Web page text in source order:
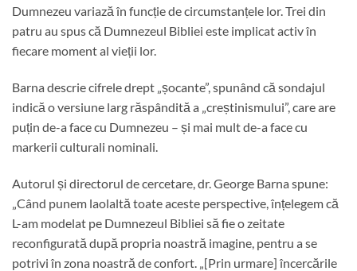
Dumnezeu variază în funcție de circumstanțele lor. Trei din
patru au spus că Dumnezeul Bibliei este implicat activ în
fiecare moment al vieții lor.
Barna descrie cifrele drept „șocante”, spunând că sondajul
indică o versiune larg răspândită a „creștinismului”, care are
puțin de-a face cu Dumnezeu – și mai mult de-a face cu
markerii culturali nominali.
Autorul și directorul de cercetare, dr. George Barna spune:
„Când punem laolaltă toate aceste perspective, înțelegem că
L-am modelat pe Dumnezeul Bibliei să fie o zeitate
reconfigurată după propria noastră imagine, pentru a se
potrivi în zona noastră de confort. „[Prin urmare] încercările